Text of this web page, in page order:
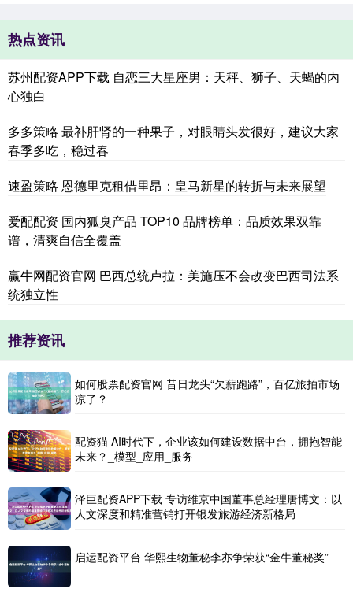
热点资讯
苏州配资APP下载 自恋三大星座男：天秤、狮子、天蝎的内
心独白
多多策略 最补肝肾的一种果子，对眼睛头发很好，建议大家
春季多吃，稳过春
速盈策略 恩德里克租借里昂：皇马新星的转折与未来展望
爱配配资 国内狐臭产品 TOP10 品牌榜单：品质效果双靠
谱，清爽自信全覆盖
赢牛网配资官网 巴西总统卢拉：美施压不会改变巴西司法系
统独立性
推荐资讯
如何股票配资官网 昔日龙头“欠薪跑路”，百亿旅拍市场
凉了？
配资猫 AI时代下，企业该如何建设数据中台，拥抱智能
未来？_模型_应用_服务
泽巨配资APP下载 专访维京中国董事总经理唐博文：以
人文深度和精准营销打开银发旅游经济新格局
启运配资平台 华熙生物董秘李亦争荣获“金牛董秘奖”